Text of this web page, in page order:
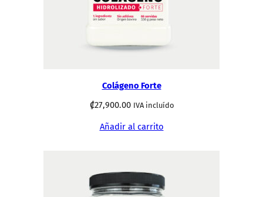
Colágeno Forte
₡27,900.00 IVA incluído
Añadir al carrito